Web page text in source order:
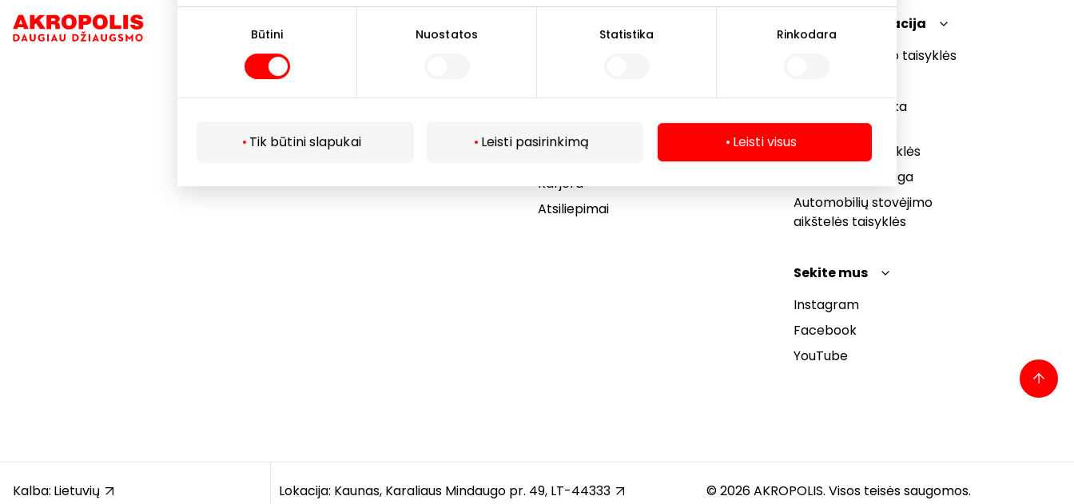
Būtini Nuostatos Statistika Rinkodara
Tik būtini slapukai Leisti pasirinkimą Leisti visus
Parduotuvės
Paslaugos
Akcijos
Karjera
Atsiliepimai
Teisinė informacija
Prekybos centro taisyklės
Privatumo politika
Dovanų kortelės
bendrosios taisyklės
Pranešėjų apsauga
Automobilių stovėjimo
aikštelės taisyklės
Sekite mus
Instagram
Facebook
YouTube
Kalba: Lietuvių Lokacija: Kaunas, Karaliaus Mindaugo pr. 49, LT-44333 © 2026 AKROPOLIS. Visos teisės saugomos.